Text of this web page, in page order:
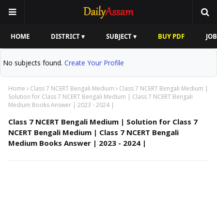
HOME DISTRICT ▾ SUBJECT ▾ BUY PDF
No subjects found. Create Your Profile
Home Class 7 NCERT Bengali Medium
Class 7 NCERT Bengali Medium |
Solution for Class 7 NCERT Bengali Medium | Class 7 NCERT Bengali
Medium Books Answer | 2023 - 2024 |
Class 7 NCERT Bengali Medium | Solution for Class 7
NCERT Bengali Medium | Class 7 NCERT Bengali
Medium Books Answer | 2023 - 2024 |